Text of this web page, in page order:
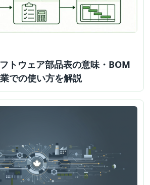
トウェア部品表の意味・BOM
での使い方を解説